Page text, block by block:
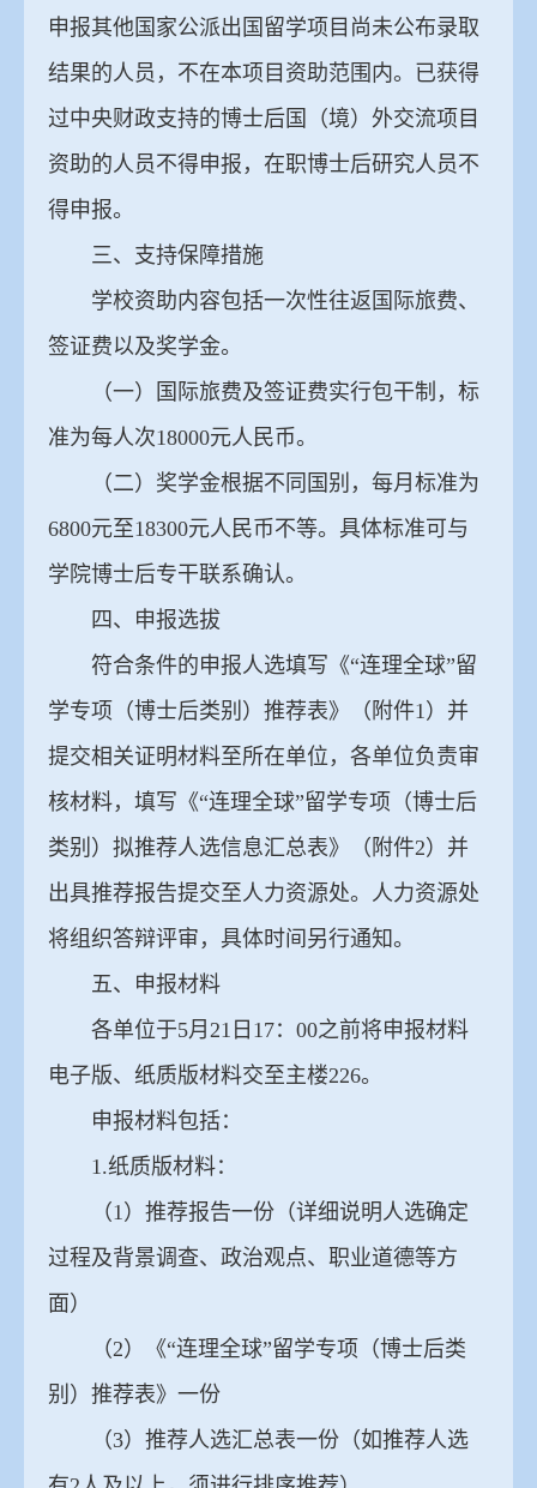
申报其他国家公派出国留学项目尚未公布录取
结果的人员，不在本项目资助范围内。已获得
过中央财政支持的博士后国（境）外交流项目
资助的人员不得申报，在职博士后研究人员不
得申报。
三、支持保障措施
学校资助内容包括一次性往返国际旅费、
签证费以及奖学金。
（一）国际旅费及签证费实行包干制，标
准为每人次18000元人民币。
（二）奖学金根据不同国别，每月标准为
6800元至18300元人民币不等。具体标准可与
学院博士后专干联系确认。
四、申报选拔
符合条件的申报人选填写《“连理全球”留
学专项（博士后类别）推荐表》（附件1）并
提交相关证明材料至所在单位，各单位负责审
核材料，填写《“连理全球”留学专项（博士后
类别）拟推荐人选信息汇总表》（附件2）并
出具推荐报告提交至人力资源处。人力资源处
将组织答辩评审，具体时间另行通知。
五、申报材料
各单位于5月21日17：00之前将申报材料
电子版、纸质版材料交至主楼226。
申报材料包括：
1.纸质版材料：
（1）推荐报告一份（详细说明人选确定
过程及背景调查、 政治观点、职业道德等方
面）
（2）《“连理全球”留学专项（博士后类
别）推荐表》一份
（3）推荐人选汇总表一份（如推荐人选